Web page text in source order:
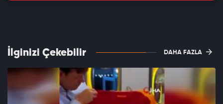
İlginizi Çekebilir DAHA FAZLA